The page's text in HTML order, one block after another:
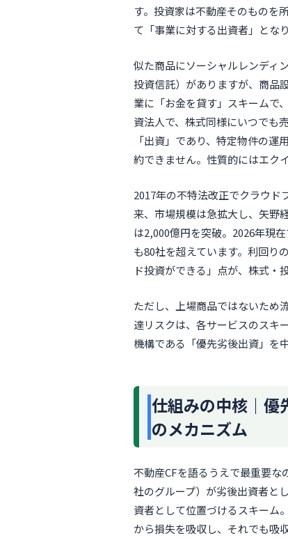
す。投資家は不動産そのものを
て「事業に対する出資者」となり
似た商品にソーシャルレンディ
投資信託）がありますが、商品
業に「お金を貸す」スキームで
資法人で、株式同様にいつでも
「出資」であり、特定物件の
約できません。性質的にはエク
2017年の不特法改正でクラウド
来、市場規模は急拡大し、矢野
は2,000億円を突破。2026年現
も80社を超えています。利回り
ド投資ができる」点が、株式・
ただし、上場商品ではないため
達リスクは、各サービスのスキ
機構である「優先劣後出資」を
仕組みの中核｜優
のメカニズム
不動産CFを語るうえで最重要
社のグループ）が劣後出資者と
資者として位置づけるスキーム
から損失を吸収し、それでも吸